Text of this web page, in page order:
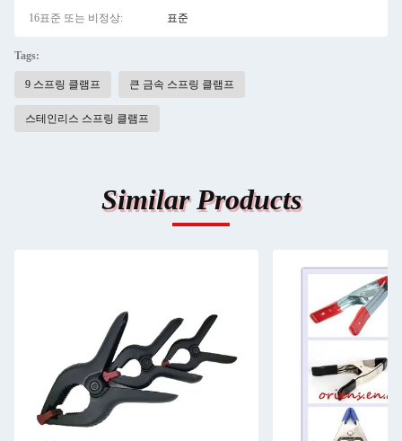
16표준 또는 비정상: 표준
Tags:
9 스프링 클램프 큰 금속 스프링 클램프
스테인리스 스프링 클램프
Similar Products